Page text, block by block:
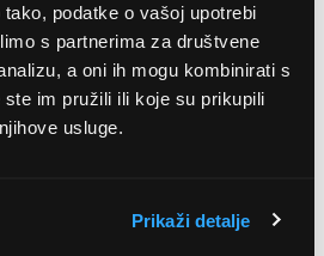
podatke o vašoj upotrebi
s partnerima za društvene
a oni ih mogu kombinirati s
im pružili ili koje su prikupili
usluge.
Prikaži detalje
Rowenta X-Force Flex